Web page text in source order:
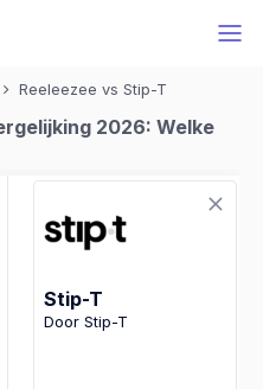
Reeleezee vs Stip-T
2026: Welke
Stip-T
Door Stip-T